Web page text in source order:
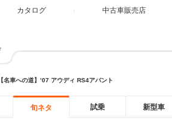
カタログ 中古車販売店
【名車への道】’07 アウディ RS4アバント
旬ネタ 試乗 新型車